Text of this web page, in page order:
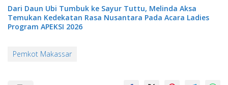
Dari Daun Ubi Tumbuk ke Sayur Tuttu, Melinda Aksa
Temukan Kedekatan Rasa Nusantara Pada Acara Ladies
Program APEKSI 2026
Pemkot Makassar